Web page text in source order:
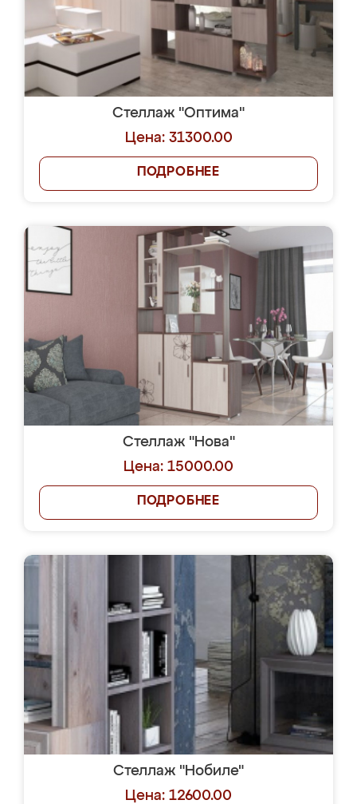
Стеллаж "Оптима"
Цена: 31300.00
ПОДРОБНЕЕ
Стеллаж "Нова"
Цена: 15000.00
ПОДРОБНЕЕ
Стеллаж "Нобиле"
Цена: 12600.00